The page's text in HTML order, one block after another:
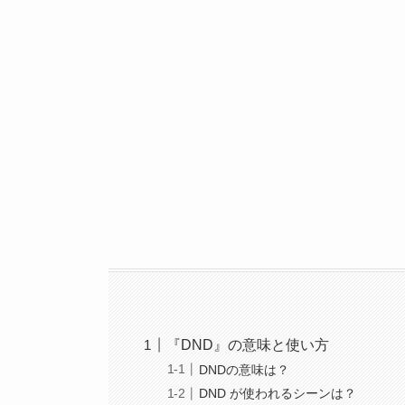
『DND』の意味と使い方
DNDの意味は？
DND が使われるシーンは？